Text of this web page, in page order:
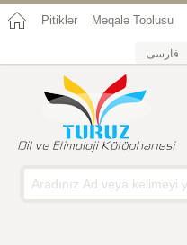
Pitiklər Məqalə Toplusu
فارسی